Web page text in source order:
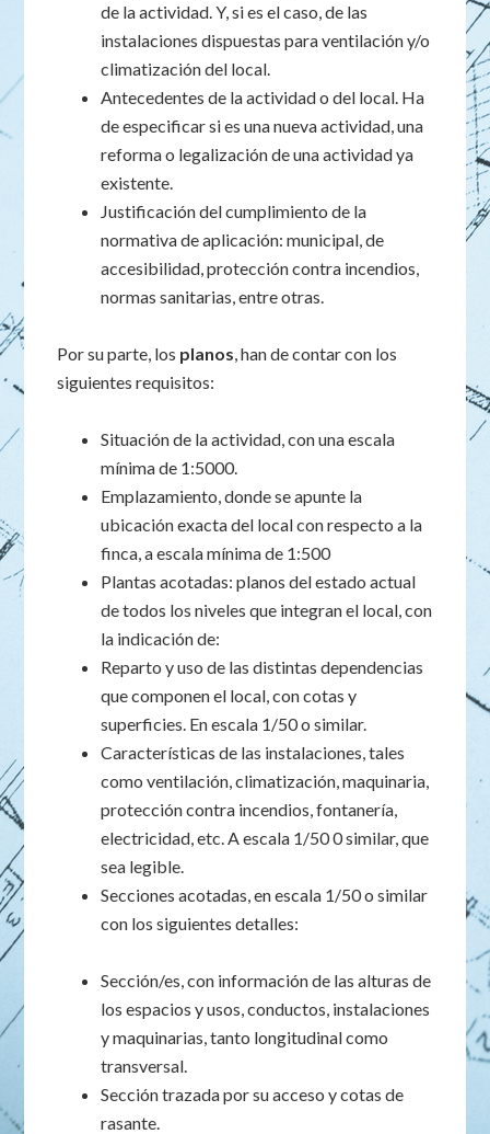
de la actividad. Y, si es el caso, de las
instalaciones dispuestas para ventilación y/o
climatización del local.
Antecedentes de la actividad o del local. Ha
de especificar si es una nueva actividad, una
reforma o legalización de una actividad ya
existente.
Justificación del cumplimiento de la
normativa de aplicación: municipal, de
accesibilidad, protección contra incendios,
normas sanitarias, entre otras.
Por su parte, los planos, han de contar con los
siguientes requisitos:
Situación de la actividad, con una escala
mínima de 1:5000.
Emplazamiento, donde se apunte la
ubicación exacta del local con respecto a la
finca, a escala mínima de 1:500
Plantas acotadas: planos del estado actual
de todos los niveles que integran el local, con
la indicación de:
Reparto y uso de las distintas dependencias
que componen el local, con cotas y
superficies. En escala 1/50 o similar.
Características de las instalaciones, tales
como ventilación, climatización, maquinaria,
protección contra incendios, fontanería,
electricidad, etc. A escala 1/50 0 similar, que
sea legible.
Secciones acotadas, en escala 1/50 o similar
con los siguientes detalles:
Sección/es, con información de las alturas de
los espacios y usos, conductos, instalaciones
y maquinarias, tanto longitudinal como
transversal.
Sección trazada por su acceso y cotas de
rasante.